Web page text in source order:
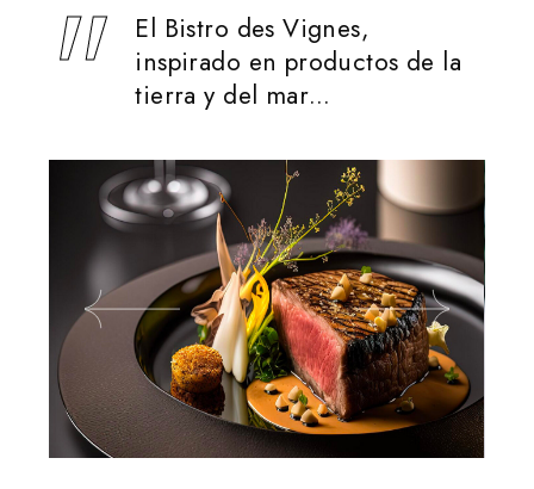
El Bistro des Vignes,
inspirado en productos de la
tierra y del mar…